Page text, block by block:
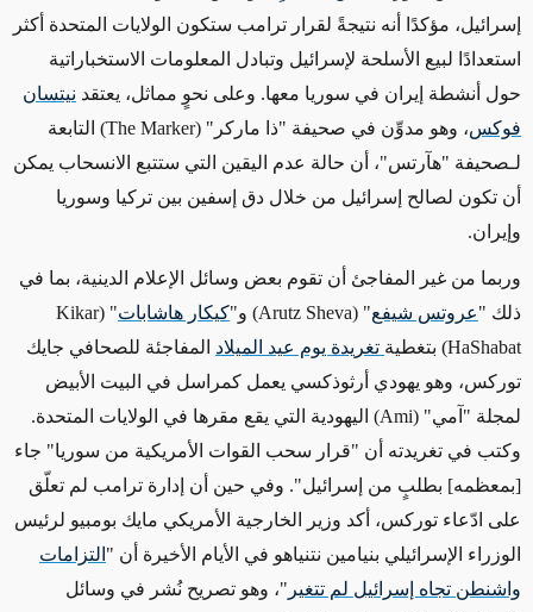
إسرائيل، مؤكدًا أنه نتيجةً لقرار ترامب ستكون الولايات المتحدة أكثر
استعدادًا لبيع الأسلحة لإسرائيل وتبادل المعلومات الاستخباراتية
حول أنشطة إيران في سوريا معها. وعلى نحوٍ مماثل، يعتقد نيتسان
فوكس
، وهو مدوِّن في صحيفة "ذا ماركر" (The Marker) التابعة
لـصحيفة "هآرتس"، أن حالة عدم اليقين التي ستتبع الانسحاب يمكن
أن تكون لصالح إسرائيل من خلال دق إسفين بين تركيا وسوريا
وإيران.
وربما من غير المفاجئ أن تقوم بعض وسائل الإعلام الدينية، بما في
ذلك "عروتس شيفع" (Arutz Sheva) و" كيكار هاشابات
" (Kikar
HaShabat) بتغطية
تغريدة يوم عيد الميلاد المفاجئة للصحافي جايك
توركس، وهو يهودي أرثوذكسي يعمل كمراسل في البيت الأبيض
لمجلة "آمي" (Ami) اليهودية التي يقع مقرها في الولايات المتحدة.
وكتب في تغريدته أن "قرار سحب القوات الأمريكية من سوريا" جاء
[بمعظمه] بطلبٍ من إسرائيل". وفي حين أن إدارة ترامب لم تعلّق
على ادّعاء توركس، أكد وزير الخارجية الأمريكي مايك بومبيو لرئيس
الوزراء الإسرائيلي بنيامين نتنياهو في الأيام الأخيرة أن " التزامات
واشنطن تجاه إسرائيل لم تتغير "، وهو تصريح نُشر في وسائل